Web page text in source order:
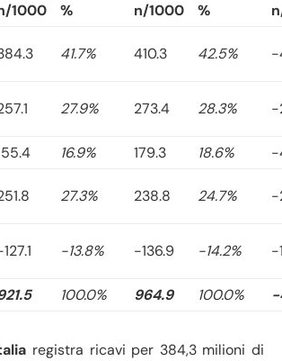
1000
% n/1000 %
41.7% 410.3 42.5% -
27.9% 273.4 28.3% -
16.9% 179.3 18.6%
-
27.3% 238.8 24.7% -
-13.8% -136.9 -14.2% -
100.0% 964.9 100.0% -
registra ricavi per 384,3 milioni di